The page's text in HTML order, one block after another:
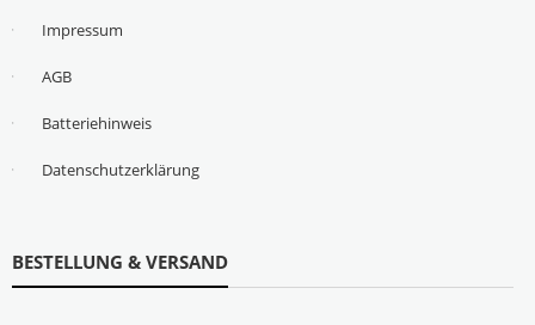
Impressum
AGB
Batteriehinweis
Datenschutzerklärung
BESTELLUNG & VERSAND